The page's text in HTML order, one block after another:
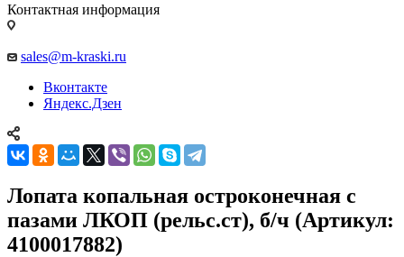
Контактная информация
sales@m-kraski.ru
Вконтакте
Яндекс.Дзен
Лопата копальная остроконечная с
пазами ЛКОП (рельс.ст), б/ч (Артикул:
4100017882)